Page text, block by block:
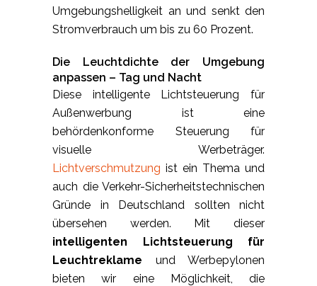
Umgebungshelligkeit an und senkt den
Stromverbrauch um bis zu 60 Prozent.
Die Leuchtdichte der Umgebung
anpassen – Tag und Nacht
Diese intelligente Lichtsteuerung für
Außenwerbung ist eine
behördenkonforme Steuerung für
visuelle Werbeträger.
Lichtverschmutzung ist ein Thema und
auch die Verkehr-Sicherheitstechnischen
Gründe in Deutschland sollten nicht
übersehen werden. Mit dieser
intelligenten Lichtsteuerung für
Leuchtreklame und Werbepylonen
bieten wir eine Möglichkeit, die